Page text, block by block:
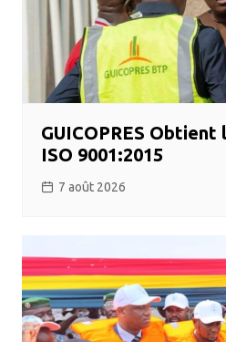
GUICOPRES
ISO 9001:2015
7 août 2026